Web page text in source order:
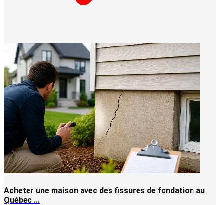
Acheter une maison avec des fissures de fondation au
Québec ...